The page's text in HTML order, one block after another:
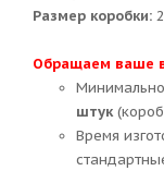
Размер коробки:
Обращаем ваше
штук
Время